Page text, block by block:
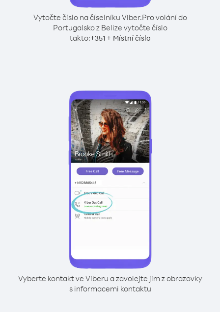
Vytočte číslo na číselníku Viber.Pro volání do
Portugalsko z Belize vytočte číslo
takto:+351+ Místní číslo
Vyberte kontakt ve Viberu a zavolejte jim z obrazovky
s informacemi kontaktu